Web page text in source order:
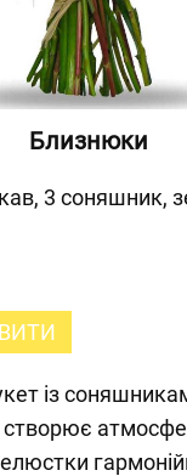
Близнюки
3 соняшник,
із
створює